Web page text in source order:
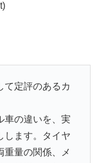
て定評のあるカ
車の違いを、実
します。タイヤ
重量の関係、メ